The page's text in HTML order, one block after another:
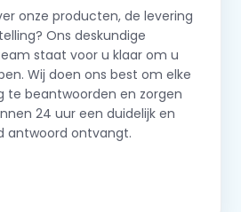
onze producten, de levering
Ons deskundige
staat voor u klaar om u
Wij doen ons best om elke
te beantwoorden en zorgen
24 uur een duidelijk en
antwoord ontvangt.